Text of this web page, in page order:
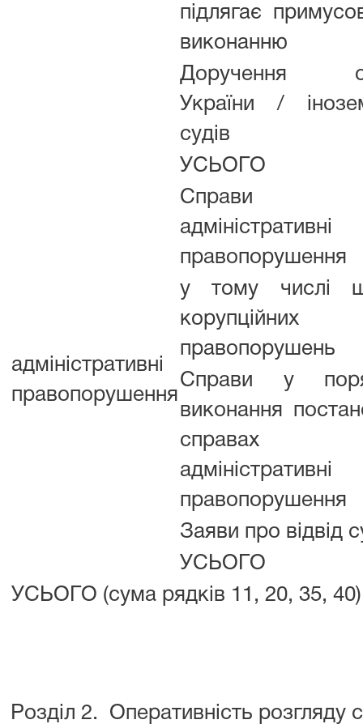
підлягає
виконанню
Доручення
України /
судів
УСЬОГО
адміністративні
правопорушення
Справи
адміністративні
правопорушення
у тому числі
корупційних
правопорушень
Справи у
виконання
справах
адміністративні
правопорушення
Заяви про відвід
УСЬОГО
УСЬОГО (сума рядків 11, 20, 35, 40)
Розділ 2. Оперативність розгляду